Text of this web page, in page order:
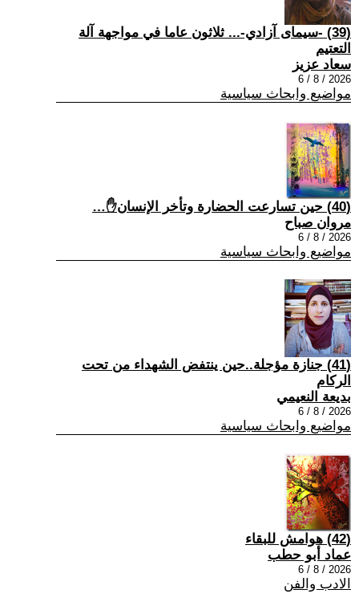
(39) -سيمای آزادي-... ثلاثون عاما في مواجهة آلة
التعتيم
سعاد عزيز
2026 / 8 / 6
مواضيع وابحاث سياسية
(40) حين تسارعت الحضارة وتأخر الإنسان✋…
مروان صباح
2026 / 8 / 6
مواضيع وابحاث سياسية
(41) جنازة مؤجلة..حين ينتفض الشهداء من تحت
الركام
بديعة النعيمي
2026 / 8 / 6
مواضيع وابحاث سياسية
(42) هوامش للبقاء
عماد أبو حطب
2026 / 8 / 6
الادب والفن